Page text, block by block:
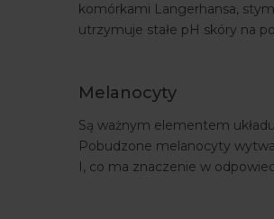
komórkami Langerhansa,
utrzymuje stałe pH skóry na
Melanocyty
Są ważnym elementem
Pobudzone melanocyty
I, co ma znaczenie w